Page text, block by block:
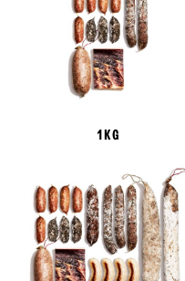
1KG